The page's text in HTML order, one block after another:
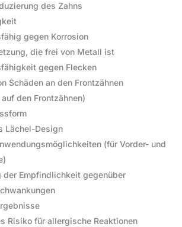
des Zahns
gegen Korrosion
die frei von Metall ist
gegen Flecken
Schäden an den Frontzähnen
den Frontzähnen)
Lächel-Design
(für Vorder- und
der Empfindlichkeit gegenüber
Risiko für allergische Reaktionen